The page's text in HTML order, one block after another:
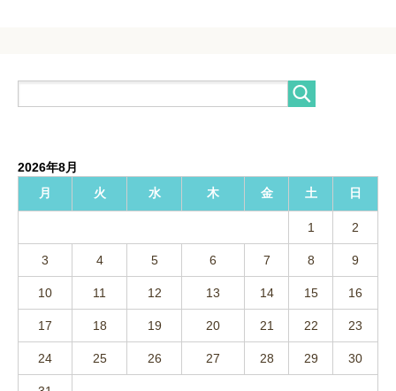
2026年8月
月
火 水 木 金 土 日
1 2
3 4 5 6 7 8 9
10 11 12 13 14 15 16
17 18 19 20 21 22 23
24 25 26 27 28 29 30